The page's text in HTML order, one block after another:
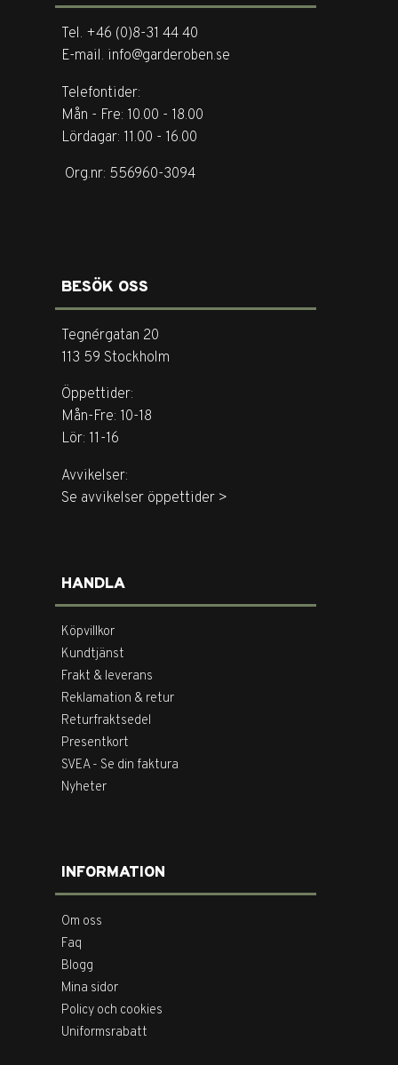
Tel. +46 (0)8-31 44 40
E-mail. info@garderoben.se
Telefontider:
Mån - Fre: 10.00 - 18.00
Lördagar: 11.00 - 16.00
Org.nr: 556960-3094
BESÖK OSS
Tegnérgatan 20
113 59 Stockholm
Öppettider:
Mån-Fre: 10-18
Lör: 11-16
Avvikelser:
Se avvikelser öppettider >
HANDLA
Köpvillkor
Kundtjänst
Frakt & leverans
Reklamation & retur
Returfraktsedel
Presentkort
SVEA - Se din faktura
Nyheter
INFORMATION
Om oss
Faq
Blogg
Mina sidor
Policy och cookies
Uniformsrabatt